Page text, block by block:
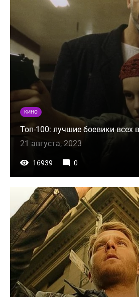
КИНО
Топ-100: лучшие боевики всех
21 августа, 2023
16939 0